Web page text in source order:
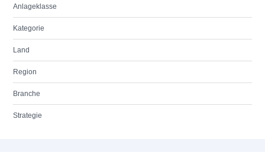
Anlageklasse
Kategorie
Land
Region
Branche
Strategie